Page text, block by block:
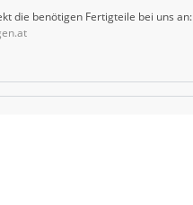
die benötigen Fertigteile bei uns an: